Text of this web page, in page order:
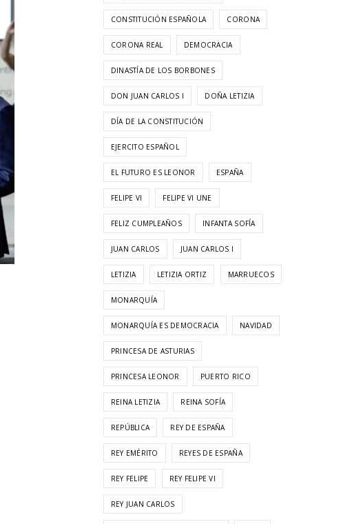
CONSTITUCIÓN ESPAÑOLA CORONA
CORONA REAL DEMOCRACIA
DINASTÍA DE LOS BORBONES
DON JUAN CARLOS I DOÑA LETIZIA
DÍA DE LA CONSTITUCIÓN
EJERCITO ESPAÑOL
EL FUTURO ES LEONOR ESPAÑA
FELIPE VI FELIPE VI UNE
FELIZ CUMPLEAÑOS INFANTA SOFÍA
JUAN CARLOS JUAN CARLOS I
LETIZIA LETIZIA ORTIZ MARRUECOS
MONARQUÍA
MONARQUÍA ES DEMOCRACIA NAVIDAD
PRINCESA DE ASTURIAS
PRINCESA LEONOR PUERTO RICO
REINA LETIZIA REINA SOFÍA
REPÚBLICA REY DE ESPAÑA
REY EMÉRITO REYES DE ESPAÑA
REY FELIPE REY FELIPE VI
REY JUAN CARLOS